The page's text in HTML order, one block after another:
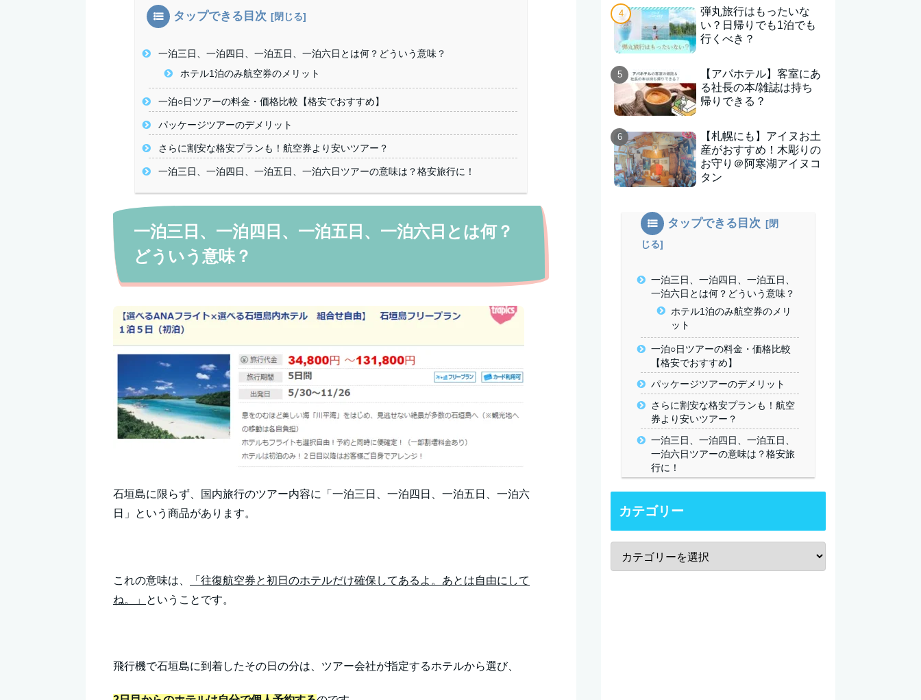
タップできる目次
一泊三日、一泊四日、一泊五日、一泊六日とは何？どういう意味？
ホテル1泊のみ航空券のメリット
一泊○日ツアーの料金・価格比較【格安でおすすめ】
パッケージツアーのデメリット
さらに割安な格安プランも！航空券より安いツアー？
一泊三日、一泊四日、一泊五日、一泊六日ツアーの意味は？格安旅行に！
一泊三日、一泊四日、一泊五日、一泊六日とは何？
どういう意味？
石垣島に限らず、国内旅行のツアー内容に「一泊三日、一泊四日、一泊五日、一泊六
日」という商品があります。
これの意味は、
「往復航空券と初日のホテルだけ確保してあるよ。あとは自由にして
ね。」
ということです。
飛行機で石垣島に到着したその日の分は、ツアー会社が指定するホテルから選び、
弾丸旅行はもったいな
い？日帰りでも1泊でも
行くべき？
【アパホテル】客室にあ
る社長の本/雑誌は持ち
帰りできる？
【札幌にも】アイヌお土
産がおすすめ！木彫りの
お守り＠阿寒湖アイヌコ
タン
タップできる目次
一泊三日、一泊四日、一泊五日、
一泊六日とは何？どういう意味？
ホテル1泊のみ航空券のメリ
ット
一泊○日ツアーの料金・価格比較
【格安でおすすめ】
パッケージツアーのデメリット
さらに割安な格安プランも！航空
券より安いツアー？
一泊三日、一泊四日、一泊五日、
一泊六日ツアーの意味は？格安旅
行に！
カテゴリー